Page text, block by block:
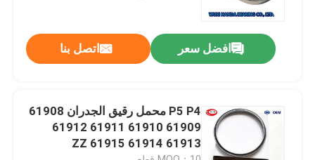
أخبار
حالات
تفتق أسطواني
كروية أسطواني
افضل سعر اتصل بنا
P5 P4 محمل رقيق الجدران 61908
61909 61910 61911 61912
61913 61914 61915 ZZ